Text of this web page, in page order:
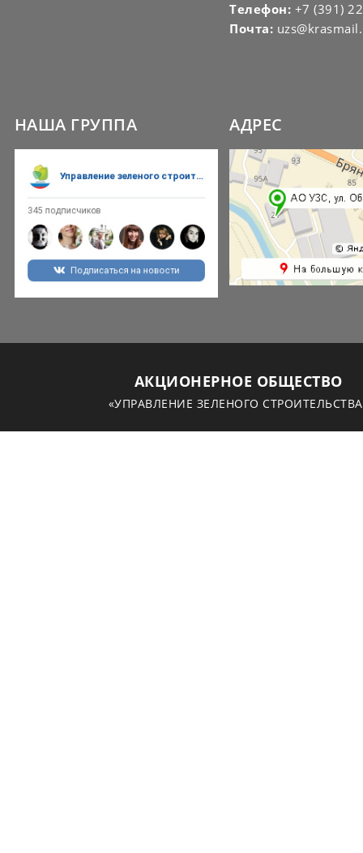
Телефон: +7 (391)
Почта:
НАША ГРУППА АДРЕС
АКЦИОНЕРНОЕ ОБЩЕСТВО
«УПРАВЛЕНИЕ ЗЕЛЕНОГО